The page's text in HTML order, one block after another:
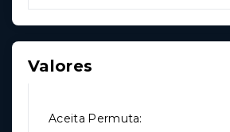
Valores
Aceita Permuta: